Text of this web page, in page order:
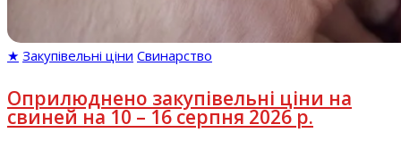
★ Закупівельні ціни Свинарство
Оприлюднено закупівельні ціни на
свиней на 10 – 16 серпня 2026 р.